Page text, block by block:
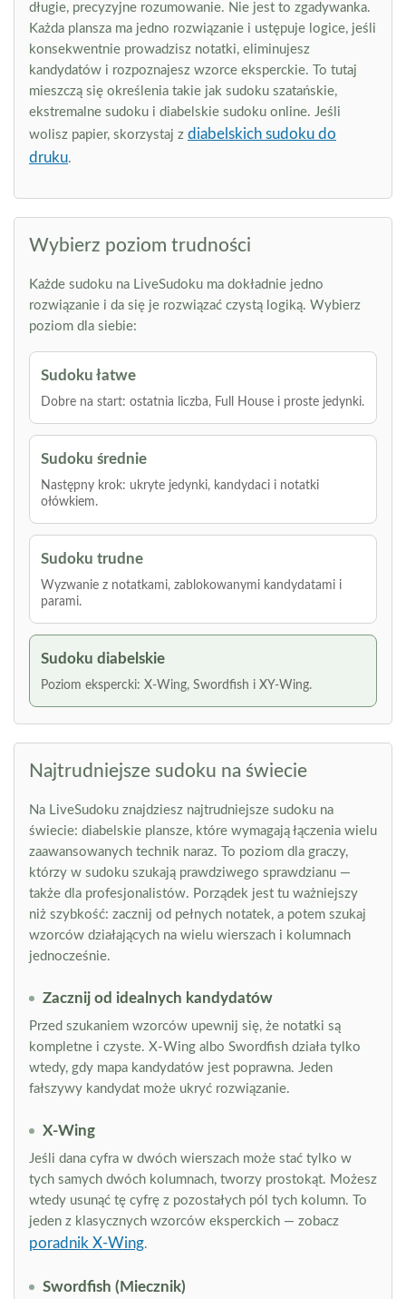
długie, precyzyjne rozumowanie. Nie jest to zgadywanka.
Każda plansza ma jedno rozwiązanie i ustępuje logice, jeśli
konsekwentnie prowadzisz notatki, eliminujesz
kandydatów i rozpoznajesz wzorce eksperckie. To tutaj
mieszczą się określenia takie jak sudoku szatańskie,
ekstremalne sudoku i diabelskie sudoku online. Jeśli
wolisz papier, skorzystaj z diabelskich sudoku do
druku.
Wybierz poziom trudności
Każde sudoku na LiveSudoku ma dokładnie jedno
rozwiązanie i da się je rozwiązać czystą logiką. Wybierz
poziom dla siebie:
Sudoku łatwe
Dobre na start: ostatnia liczba, Full House i proste jedynki.
Sudoku średnie
Następny krok: ukryte jedynki, kandydaci i notatki
ołówkiem.
Sudoku trudne
Wyzwanie z notatkami, zablokowanymi kandydatami i
parami.
Sudoku diabelskie
Poziom ekspercki: X-Wing, Swordfish i XY-Wing.
Najtrudniejsze sudoku na świecie
Na LiveSudoku znajdziesz najtrudniejsze sudoku na
świecie: diabelskie plansze, które wymagają łączenia wielu
zaawansowanych technik naraz. To poziom dla graczy,
którzy w sudoku szukają prawdziwego sprawdzianu —
także dla profesjonalistów. Porządek jest tu ważniejszy
niż szybkość: zacznij od pełnych notatek, a potem szukaj
wzorców działających na wielu wierszach i kolumnach
jednocześnie.
Zacznij od idealnych kandydatów
Przed szukaniem wzorców upewnij się, że notatki są
kompletne i czyste. X-Wing albo Swordfish działa tylko
wtedy, gdy mapa kandydatów jest poprawna. Jeden
fałszywy kandydat może ukryć rozwiązanie.
X-Wing
Jeśli dana cyfra w dwóch wierszach może stać tylko w
tych samych dwóch kolumnach, tworzy prostokąt. Możesz
wtedy usunąć tę cyfrę z pozostałych pól tych kolumn. To
jeden z klasycznych wzorców eksperckich — zobacz
poradnik X-Wing.
Swordfish (Miecznik)